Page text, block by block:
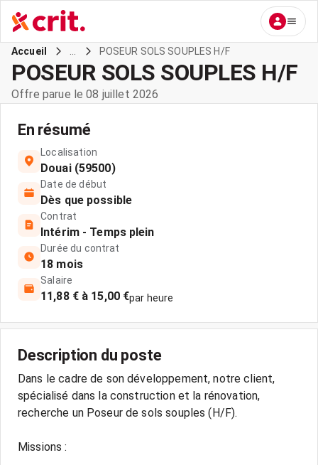
Accueil POSEUR SOLS SOUPLES H/F
POSEUR SOLS SOUPLES H/F
Offre parue le 08 juillet 2026
En résumé
Localisation
Douai (59500)
Date de début
Dès que possible
Contrat
Intérim - Temps plein
Durée du contrat
18 mois
Salaire
11,88 € à 15,00 €par heure
Description du poste
Dans le cadre de son développement, notre client,
spécialisé dans la construction et la rénovation,
recherche un Poseur de sols souples (H/F).
Missions :